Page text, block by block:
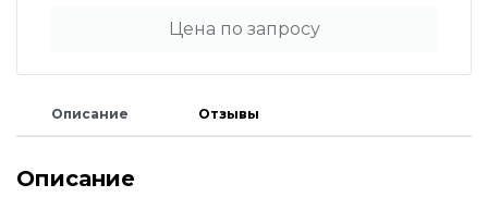
Терморегуляторы Protherm
Запчасти для котлов DeDietrich
Запчасти для котлов Rinnai
Запчасти Weishaupt
Цена по запросу
Описание Отзывы
Описание